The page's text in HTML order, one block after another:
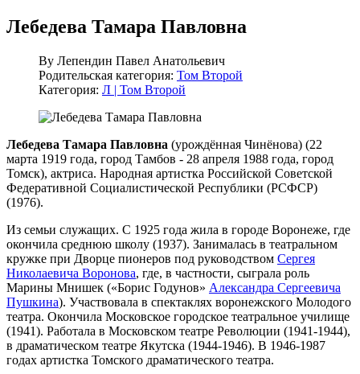
Лебедева Тамара Павловна
By Лепендин Павел Анатольевич
Родительская категория: Том Второй
Категория: Л | Том Второй
Лебедева Тамара Павловна (урождённая Чинёнова) (22
марта 1919 года, город Тамбов - 28 апреля 1988 года, город
Томск), актриса. Народная артистка Российской Советской
Федеративной Социалистической Республики (РСФСР)
(1976).
Из семьи служащих. С 1925 года жила в городе Воронеже, где
окончила среднюю школу (1937). Занималась в театральном
кружке при Дворце пионеров под руководством Сергея
Николаевича Воронова, где, в частности, сыграла роль
Марины Мнишек («Борис Годунов» Александра Сергеевича
Пушкина). Участвовала в спектаклях воронежского Молодого
театра. Окончила Московское городское театральное училище
(1941). Работала в Московском театре Революции (1941-1944),
в драматическом театре Якутска (1944-1946). В 1946-1987
годах артистка Томского драматического театра.